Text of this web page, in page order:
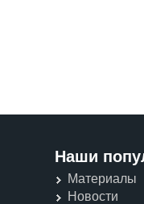
Наши
Материалы
Новости